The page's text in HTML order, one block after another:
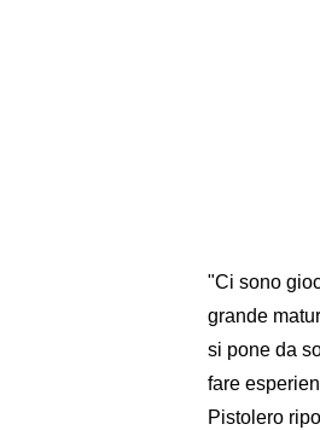
"Ci sono
grande
si pone da
fare
Pistolero